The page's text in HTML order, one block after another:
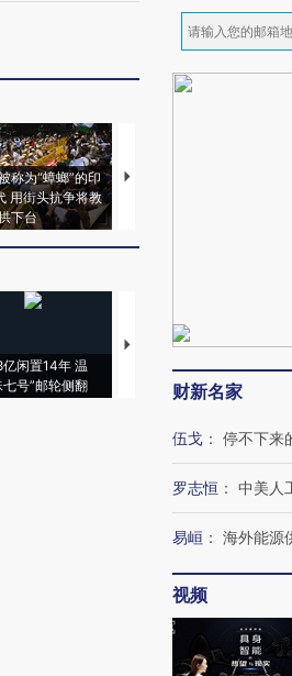
称为“蟑螂”的印
用街头抗争将教
下台
视线｜“入侵”还是“人道危
闲置14年 温
七号”邮轮侧翻
特朗普出席葬礼疑似打瞌
睡引争议 白宫怒斥批评
者“堕落的白痴”
财新名家
伍戈 ： 停不下来
罗志恒 ： 中美人
易峘 ： 海外能源
视频